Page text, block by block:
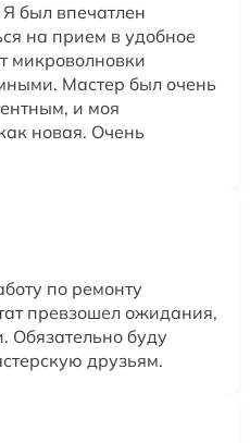
был впечатлен
на прием в удобное
микроволновки
Мастер был очень
и моя
новая. Очень
по ремонту
превзошел ожидания,
Обязательно буду
друзьям.